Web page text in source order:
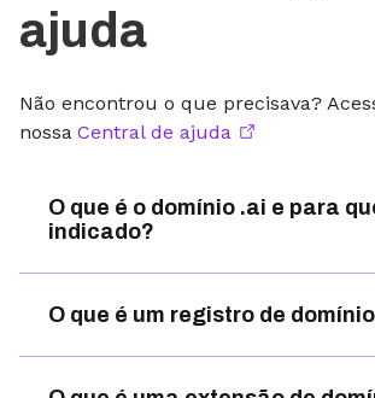
ajuda
Não encontrou o que precisava?
nossa Central de ajuda
O que é o domínio .ai e para
indicado?
O que é um registro de